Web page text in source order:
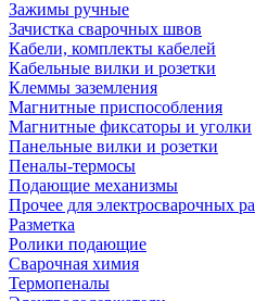
Зажимы ручные
Зачистка сварочных швов
Кабели, комплекты кабелей
Кабельные вилки и розетки
Клеммы заземления
Магнитные приспособления
Магнитные фиксаторы и уголки
Панельные вилки и розетки
Пеналы-термосы
Подающие механизмы
Прочее для электросварочных
Разметка
Ролики подающие
Сварочная химия
Термопеналы